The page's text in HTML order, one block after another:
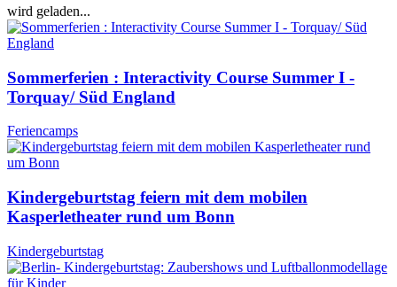
wird geladen...
Sommerferien : Interactivity Course Summer I -
Torquay/ Süd England
Feriencamps
Kindergeburtstag feiern mit dem mobilen
Kasperletheater rund um Bonn
Kindergeburtstag